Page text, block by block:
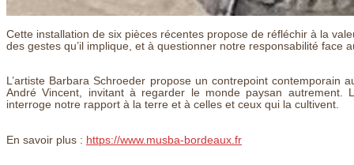
Cette installation de six pièces récentes propose de réfléchir à la
des gestes qu’il implique, et à questionner notre responsabilité face
L’artiste Barbara Schroeder propose un contrepoint
André Vincent, invitant à regarder le monde paysan
interroge notre rapport à la terre et à celles et ceux qui la cultivent.
En savoir plus : https://www.musba-bordeaux.fr